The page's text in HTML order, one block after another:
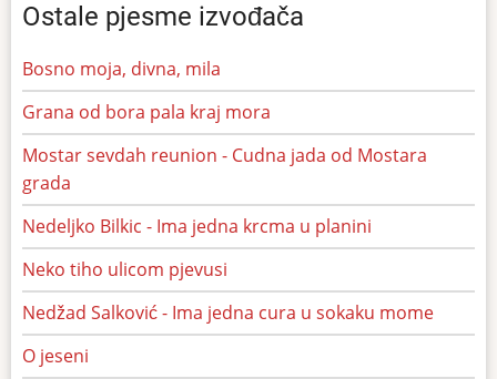
Ostale pjesme izvođača
Bosno moja, divna, mila
Grana od bora pala kraj mora
Mostar sevdah reunion - Cudna jada od Mostara
grada
Nedeljko Bilkic - Ima jedna krcma u planini
Neko tiho ulicom pjevusi
Nedžad Salković - Ima jedna cura u sokaku mome
O jeseni